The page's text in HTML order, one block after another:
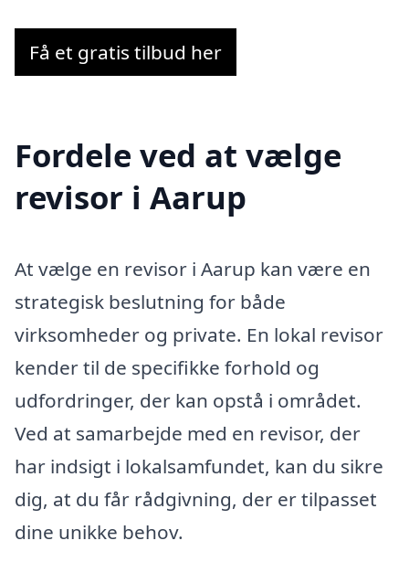
Få et gratis tilbud her
Fordele ved at vælge
revisor i Aarup
At vælge en revisor i Aarup kan være en
strategisk beslutning for både
virksomheder og private. En lokal revisor
kender til de specifikke forhold og
udfordringer, der kan opstå i området.
Ved at samarbejde med en revisor, der
har indsigt i lokalsamfundet, kan du sikre
dig, at du får rådgivning, der er tilpasset
dine unikke behov.